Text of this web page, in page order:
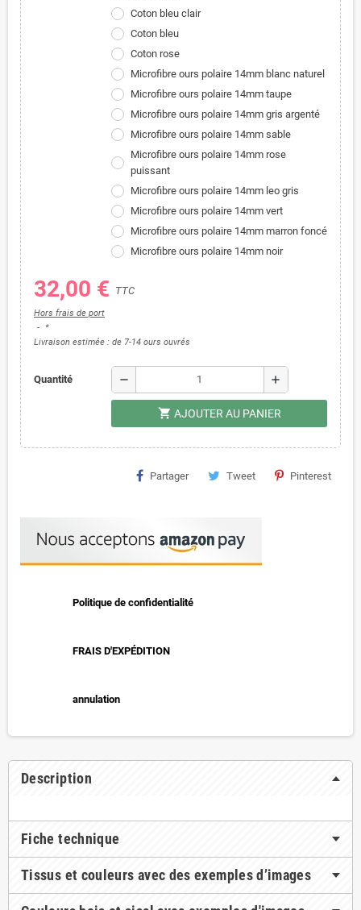
Coton bleu clair
Coton bleu
Coton rose
Microfibre ours polaire 14mm blanc naturel
Microfibre ours polaire 14mm taupe
Microfibre ours polaire 14mm gris argenté
Microfibre ours polaire 14mm sable
Microfibre ours polaire 14mm rose
puissant
Microfibre ours polaire 14mm leo gris
Microfibre ours polaire 14mm vert
Microfibre ours polaire 14mm marron foncé
Microfibre ours polaire 14mm noir
32,00 € TTC
Hors frais de port
*
Livraison estimée : de 7-14 ours ouvrés
Quantité remove add
shopping_cart AJOUTER AU PANIER
Partager Tweet Pinterest
Politique de confidentialité
FRAIS D'EXPÉDITION
annulation
Description
Fiche technique
Tissus et couleurs avec des exemples d’images